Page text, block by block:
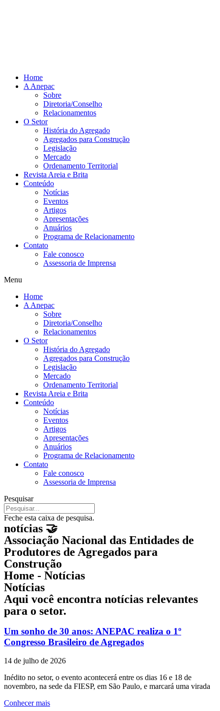
Home
A Anepac
Sobre
Diretoria/Conselho
Relacionamentos
O Setor
História do Agregado
Agregados para Construção
Legislação
Mercado
Ordenamento Territorial
Revista Areia e Brita
Conteúdo
Notícias
Eventos
Artigos
Apresentações
Anuários
Programa de Relacionamento
Contato
Fale conosco
Assessoria de Imprensa
Menu
Home
A Anepac
Sobre
Diretoria/Conselho
Relacionamentos
O Setor
História do Agregado
Agregados para Construção
Legislação
Mercado
Ordenamento Territorial
Revista Areia e Brita
Conteúdo
Notícias
Eventos
Artigos
Apresentações
Anuários
Programa de Relacionamento
Contato
Fale conosco
Assessoria de Imprensa
Pesquisar
Feche esta caixa de pesquisa.
notícias 🤝
Associação Nacional das Entidades de
Produtores de Agregados para
Construção
Home - Notícias
Notícias
Aqui você encontra notícias relevantes
para o setor.
Um sonho de 30 anos: ANEPAC realiza o 1º
Congresso Brasileiro de Agregados
14 de julho de 2026
Inédito no setor, o evento acontecerá entre os dias 16 e 18 de
novembro, na sede da FIESP, em São Paulo, e marcará uma virada
Conhecer mais